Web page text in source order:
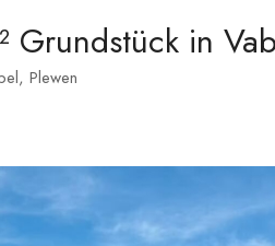
Grundstück in
Plewen